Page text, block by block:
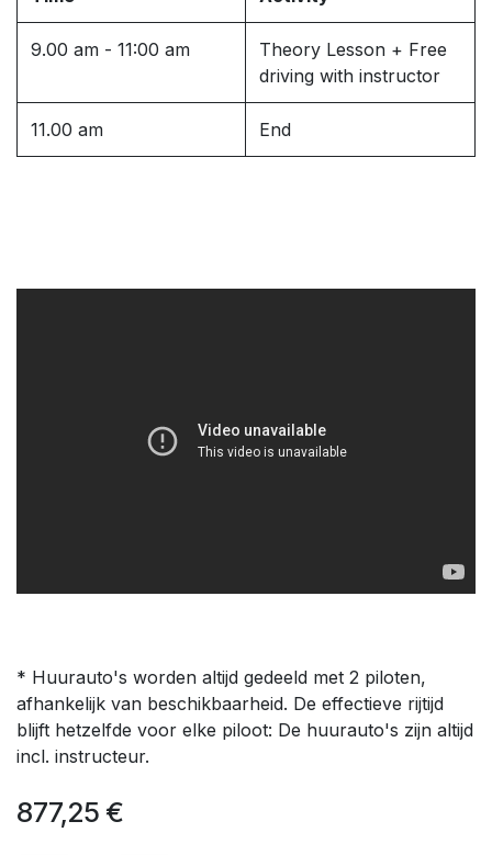
9.00 am - 11:00 am
Theory Lesson + Free
driving with instructor
11.00 am End
* Huurauto's worden altijd gedeeld met 2 piloten,
afhankelijk van beschikbaarheid. De effectieve rijtijd
blijft hetzelfde voor elke piloot: De huurauto's zijn altijd
incl. instructeur.
877,25 €